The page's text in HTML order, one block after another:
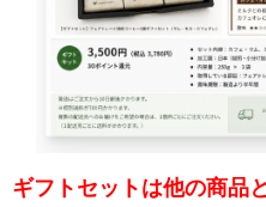
ギフトセットは他の商品